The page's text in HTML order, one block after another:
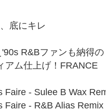
底にキレ
R&Bファンも納得の
アム仕上げ！FRANCE
Faire - Sulee B Wax
Faire - R&B Alias Remix